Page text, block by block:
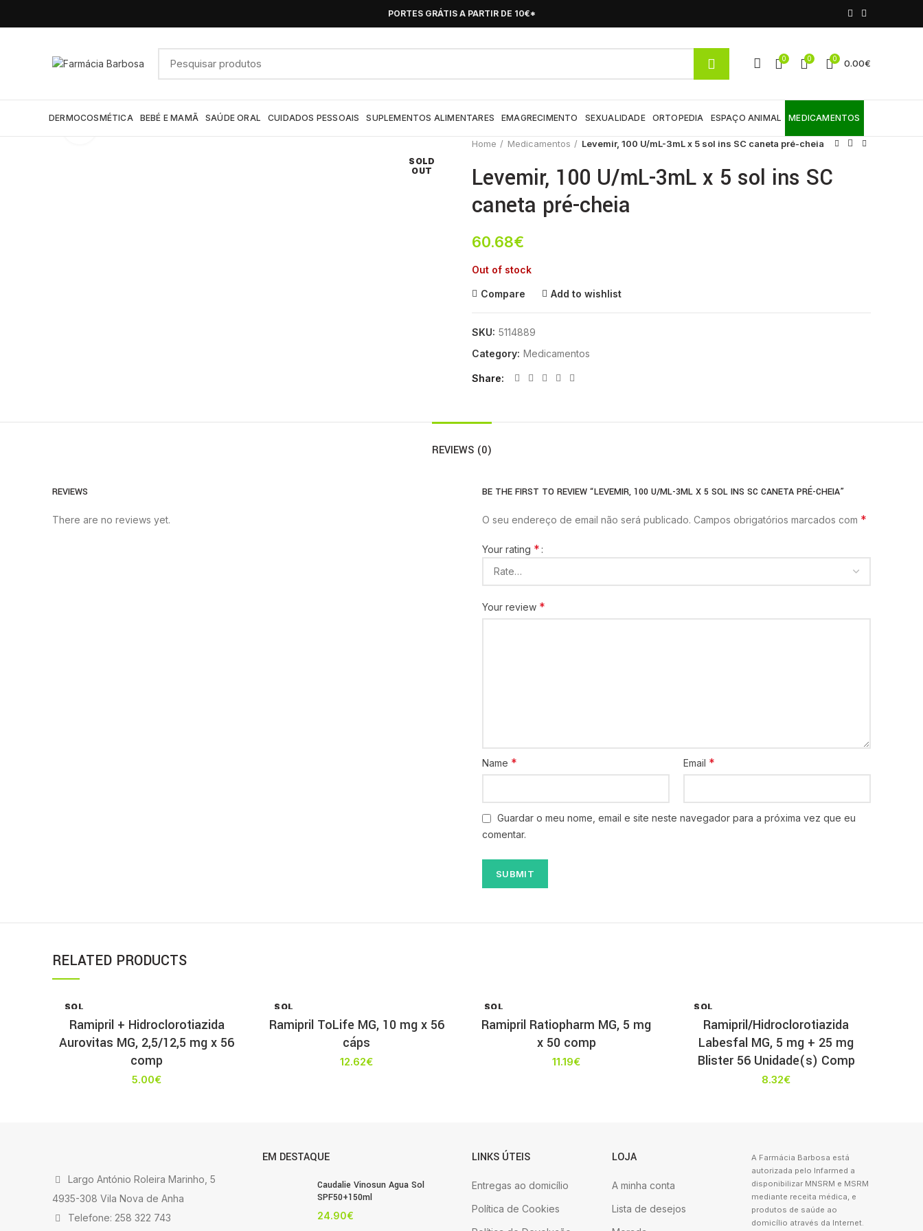
PORTES GRÁTIS A PARTIR DE 10€*
0 0 0 0.00€
DERMOCOSMÉTICA BEBÉ E MAMÃ SAÚDE ORAL CUIDADOS PESSOAIS SUPLEMENTOS ALIMENTARES EMAGRECIMENTO SEXUALIDADE ORTOPEDIA ESPAÇO ANIMAL MEDICAMENTOS
SOLD
OUT
Home
Medicamentos Levemir, 100 U/mL-3mL x 5 sol ins SC caneta pré-cheia
Levemir, 100 U/mL-3mL x 5 sol ins SC
caneta pré-cheia
60.68€
Out of stock
Compare Add to wishlist
SKU: 5114889
Category: Medicamentos
Share
REVIEWS (0)
REVIEWS
There are no reviews yet.
BE THE FIRST TO REVIEW “LEVEMIR, 100 U/ML-3ML X 5 SOL INS SC CANETA PRÉ-CHEIA”
O seu endereço de email não será publicado. Campos obrigatórios marcados com *
Your rating *
Your review *
Name * Email *
Guardar o meu nome, email e site neste navegador para a próxima vez que eu
comentar.
RELATED PRODUCTS
SOL
T
Ramipril + Hidroclorotiazida
Aurovitas MG, 2,5/12,5 mg x 56
comp
5.00€
SOL
T
Ramipril ToLife MG, 10 mg x 56
cáps
12.62€
SOL
T
Ramipril Ratiopharm MG, 5 mg
x 50 comp
11.19€
SOL
T
Ramipril/Hidroclorotiazida
Labesfal MG, 5 mg + 25 mg
Blister 56 Unidade(s) Comp
8.32€
Largo António Roleira Marinho, 5
4935-308 Vila Nova de Anha
Telefone: 258 322 743
EM DESTAQUE
Caudalie Vinosun Agua Sol
SPF50+150ml
24.90€
LINKS ÚTEIS
Entregas ao domicílio
Política de Cookies
LOJA
A minha conta
Lista de desejos
A Farmácia Barbosa está
autorizada pelo Infarmed a
disponibilizar MNSRM e MSRM
mediante receita médica, e
produtos de saúde ao
domicílio através da Internet.